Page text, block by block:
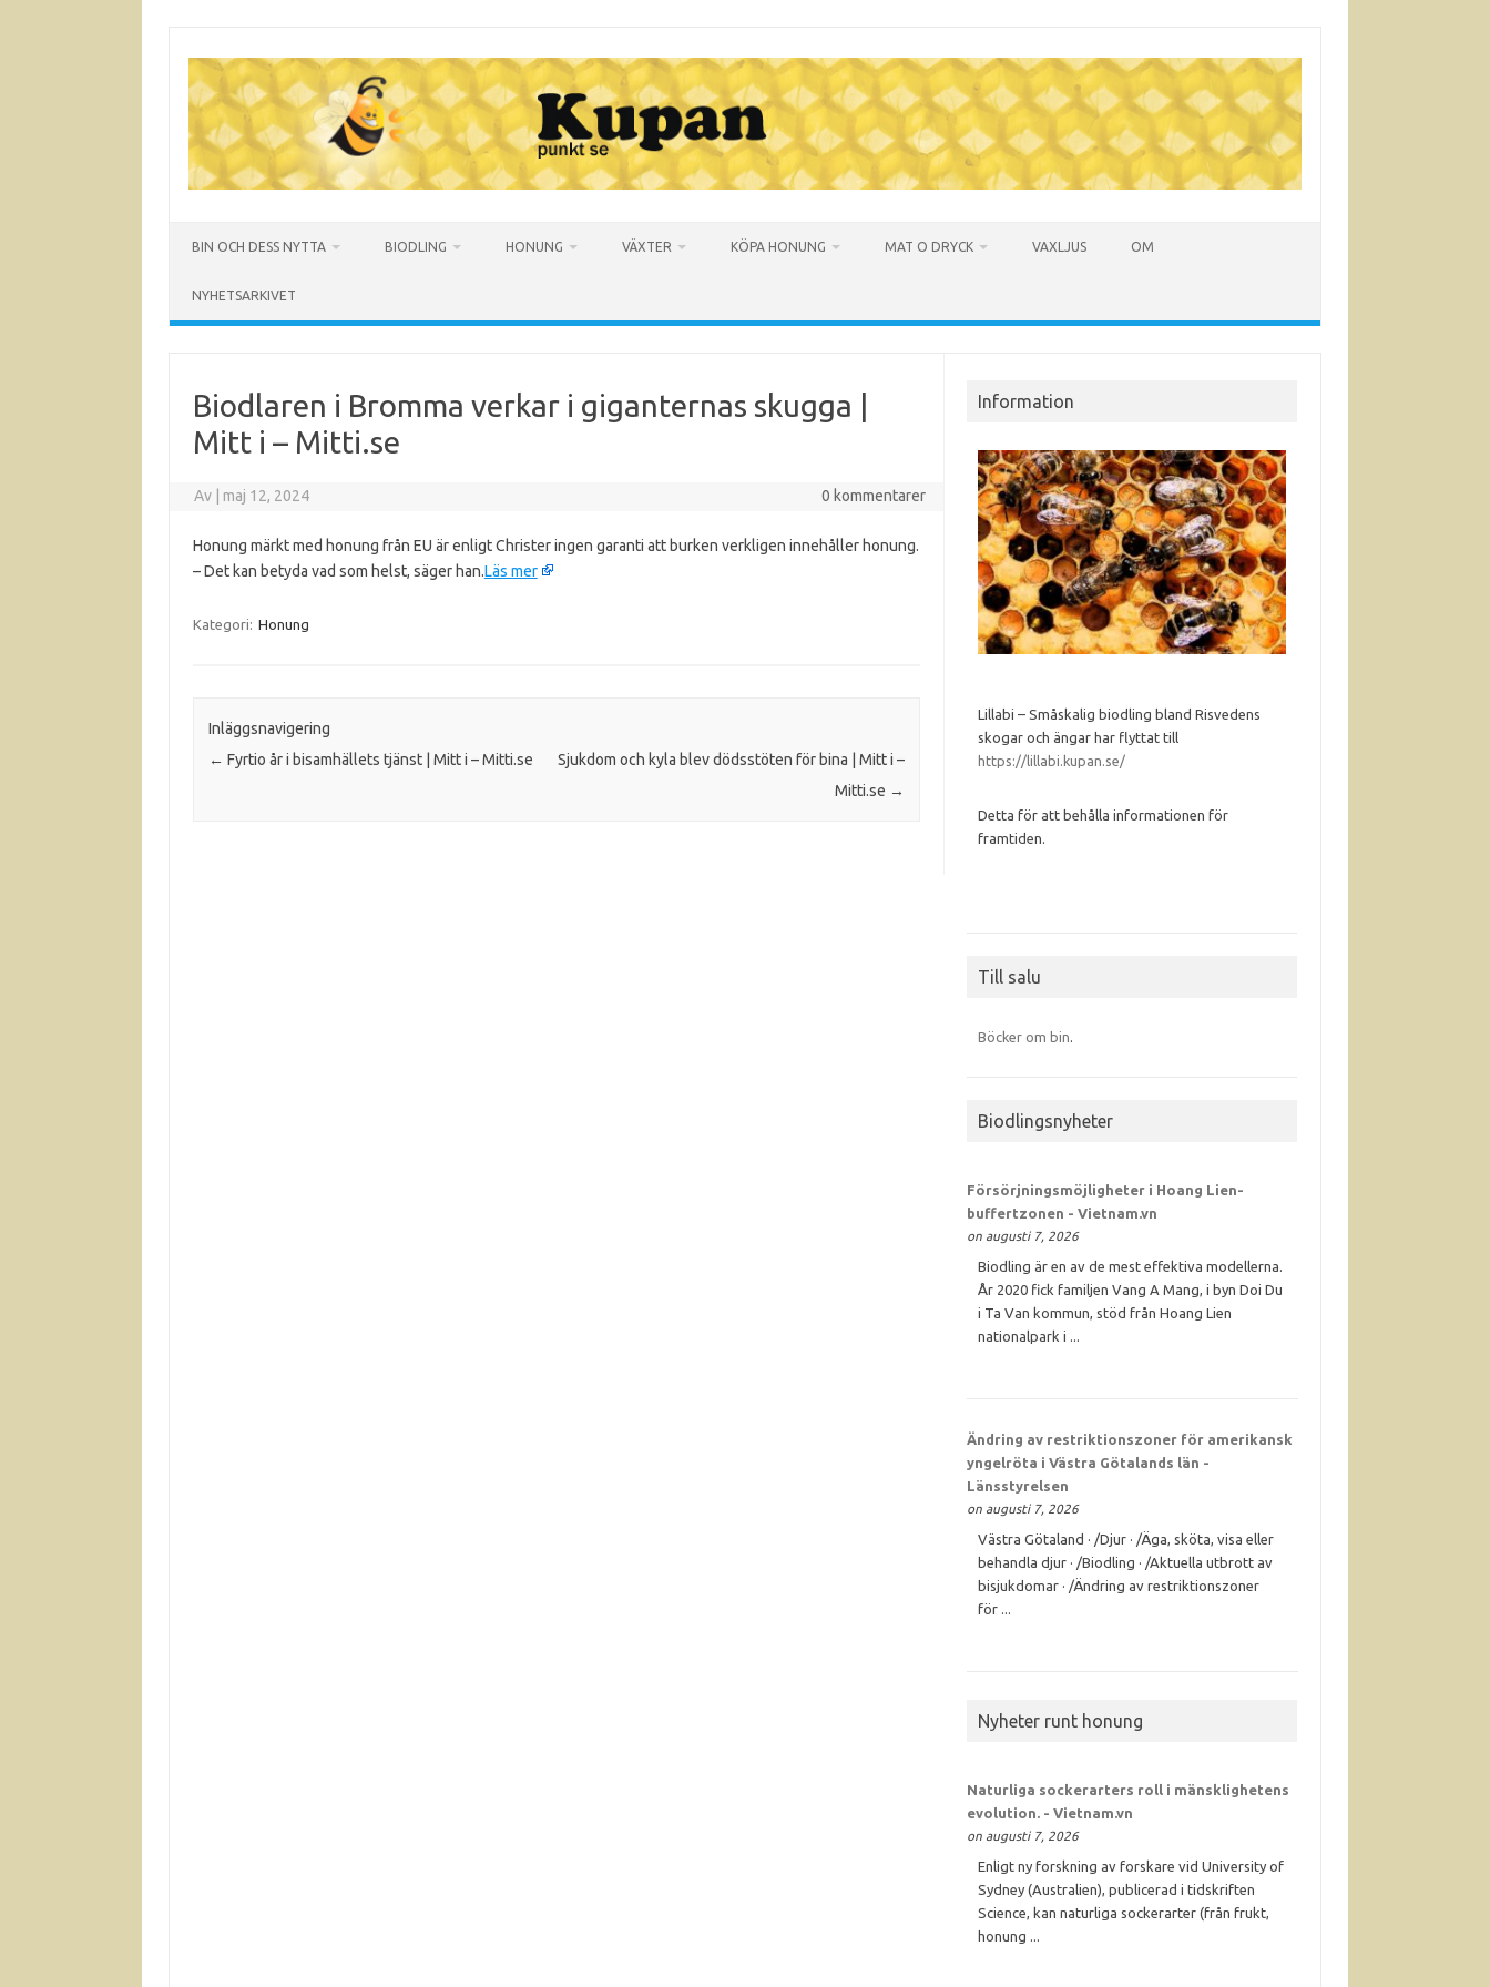
innehåll
BIN OCH DESS NYTTA BIODLING HONUNG VÄXTER KÖPA HONUNG MAT O DRYCK VAXLJUS OM
NYHETSARKIVET
Biodlaren i Bromma verkar i giganternas skugga |
Mitt i – Mitti.se
Av maj 12, 2024 0 kommentarer
Honung märkt med honung från EU är enligt Christer ingen garanti att burken verkligen innehåller honung.
– Det kan betyda vad som helst, säger han.Läs mer
Kategori: Honung
Inläggsnavigering
← Fyrtio år i bisamhällets tjänst | Mitt i – Mitti.se
Sjukdom och kyla blev dödsstöten för bina | Mitt i –
Mitti.se →
Information
Lillabi – Småskalig biodling bland Risvedens
skogar och ängar har flyttat till
https://lillabi.kupan.se/
Detta för att behålla informationen för
framtiden.
Till salu
Böcker om bin.
Biodlingsnyheter
Försörjningsmöjligheter i Hoang Lien-
buffertzonen - Vietnam.vn
on augusti 7, 2026
Biodling är en av de mest effektiva modellerna.
År 2020 fick familjen Vang A Mang, i byn Doi Du
i Ta Van kommun, stöd från Hoang Lien
nationalpark i ...
Ändring av restriktionszoner för amerikansk
yngelröta i Västra Götalands län -
Länsstyrelsen
on augusti 7, 2026
Västra Götaland · /Djur · /Äga, sköta, visa eller
behandla djur · /Biodling · /Aktuella utbrott av
bisjukdomar · /Ändring av restriktionszoner
för ...
Nyheter runt honung
Naturliga sockerarters roll i mänsklighetens
evolution. - Vietnam.vn
on augusti 7, 2026
Enligt ny forskning av forskare vid University of
Sydney (Australien), publicerad i tidskriften
Science, kan naturliga sockerarter (från frukt,
honung ...